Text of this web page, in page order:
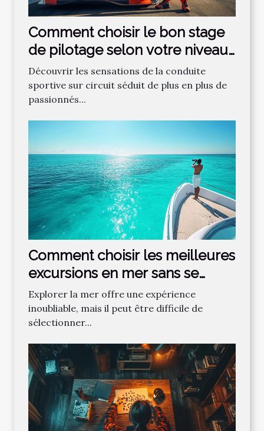
Comment choisir le bon stage
de pilotage selon votre niveau
?
Découvrir les sensations de la conduite
sportive sur circuit séduit de plus en plus de
passionnés...
Comment choisir les meilleures
excursions en mer sans se
tromper ?
Explorer la mer offre une expérience
inoubliable, mais il peut être difficile de
sélectionner...